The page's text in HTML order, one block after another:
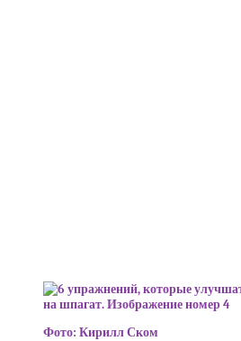
Фото: Кирилл Ском